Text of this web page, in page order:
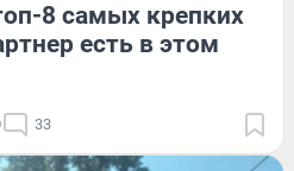
8 самых крепких
есть в этом
33